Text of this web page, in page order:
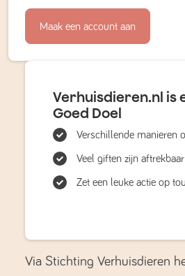
Maak een account aan
Verhuisdieren.nl is
Goed Doel
Verschillende manieren
Veel giften zijn
Zet een leuke actie op
Via Stichting Verhuisdieren